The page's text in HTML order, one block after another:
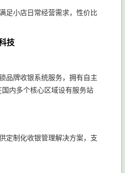
足小店日常经营需求，性价比
技
品牌收银系统服务，拥有自主
内多个核心区域设有服务站
定制化收银管理解决方案，支